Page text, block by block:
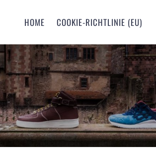
HOME COOKIE-RICHTLINIE (EU)